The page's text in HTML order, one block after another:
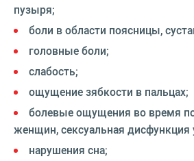
пузыря;
боли в области поясницы,
головные боли;
слабость;
ощущение зябкости в пальцах;
болевые ощущения во время
женщин, сексуальная
нарушения сна;